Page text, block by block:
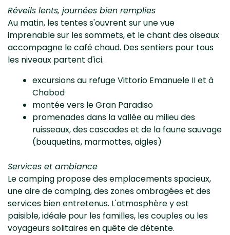
Réveils lents, journées bien remplies
Au matin, les tentes s'ouvrent sur une vue
imprenable sur les sommets, et le chant des oiseaux
accompagne le café chaud. Des sentiers pour tous
les niveaux partent d'ici.
excursions au refuge Vittorio Emanuele II et à
Chabod
montée vers le Gran Paradiso
promenades dans la vallée au milieu des
ruisseaux, des cascades et de la faune sauvage
(bouquetins, marmottes, aigles)
Services et ambiance
Le camping propose des emplacements spacieux,
une aire de camping, des zones ombragées et des
services bien entretenus. L'atmosphère y est
paisible, idéale pour les familles, les couples ou les
voyageurs solitaires en quête de détente.